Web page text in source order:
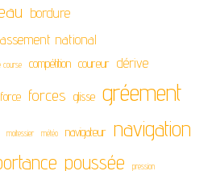
bordure
national
course compétition coureur dérive
force forces glisse gréement
moitessier météo navigateur navigation
poussée pression